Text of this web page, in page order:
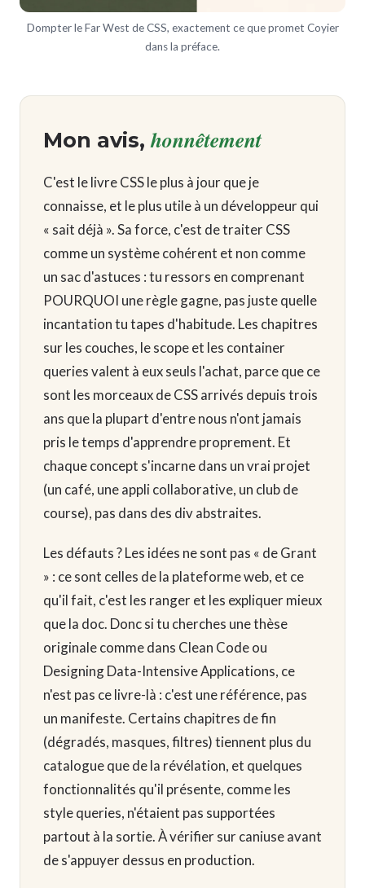
Dompter le Far West de CSS, exactement ce que promet Coyier
dans la préface.
Mon avis, honnêtement
C'est le livre CSS le plus à jour que je
connaisse, et le plus utile à un développeur qui
« sait déjà ». Sa force, c'est de traiter CSS
comme un système cohérent et non comme
un sac d'astuces : tu ressors en comprenant
POURQUOI une règle gagne, pas juste quelle
incantation tu tapes d'habitude. Les chapitres
sur les couches, le scope et les container
queries valent à eux seuls l'achat, parce que ce
sont les morceaux de CSS arrivés depuis trois
ans que la plupart d'entre nous n'ont jamais
pris le temps d'apprendre proprement. Et
chaque concept s'incarne dans un vrai projet
(un café, une appli collaborative, un club de
course), pas dans des div abstraites.
Les défauts ? Les idées ne sont pas « de Grant
» : ce sont celles de la plateforme web, et ce
qu'il fait, c'est les ranger et les expliquer mieux
que la doc. Donc si tu cherches une thèse
originale comme dans Clean Code ou
Designing Data-Intensive Applications, ce
n'est pas ce livre-là : c'est une référence, pas
un manifeste. Certains chapitres de fin
(dégradés, masques, filtres) tiennent plus du
catalogue que de la révélation, et quelques
fonctionnalités qu'il présente, comme les
style queries, n'étaient pas supportées
partout à la sortie. À vérifier sur caniuse avant
de s'appuyer dessus en production.